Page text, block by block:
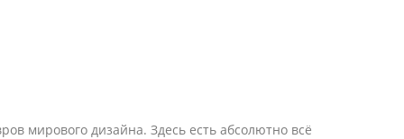
мирового дизайна. Здесь есть абсолютно всё